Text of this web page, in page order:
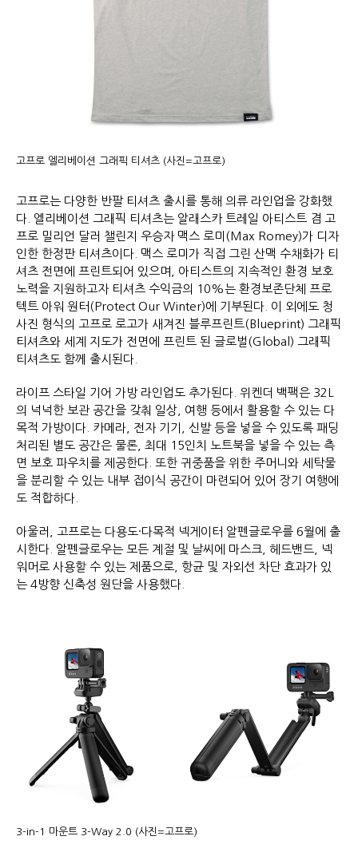
고프로 엘리베이션 그래픽 티셔츠 (사진=고프로)
고프로는 다양한 반팔 티셔츠 출시를 통해 의류 라인업을 강화했
다. 엘리베이션 그래픽 티셔츠는 알래스카 트레일 아티스트 겸 고
프로 밀리언 달러 챌린지 우승자 맥스 로미(Max Romey)가 디자
인한 한정판 티셔츠이다. 맥스 로미가 직접 그린 산맥 수채화가 티
셔츠 전면에 프린트되어 있으며, 아티스트의 지속적인 환경 보호
노력을 지원하고자 티셔츠 수익금의 10%는 환경보존단체 프로
텍트 아워 원터(Protect Our Winter)에 기부된다. 이 외에도 청
사진 형식의 고프로 로고가 새겨진 블루프린트(Blueprint) 그래픽
티셔츠와 세계 지도가 전면에 프린트 된 글로벌(Global) 그래픽
티셔츠도 함께 출시된다.
라이프 스타일 기어 가방 라인업도 추가된다. 위켄더 백팩은 32L
의 넉넉한 보관 공간을 갖춰 일상, 여행 등에서 활용할 수 있는 다
목적 가방이다. 카메라, 전자 기기, 신발 등을 넣을 수 있도록 패딩
처리된 별도 공간은 물론, 최대 15인치 노트북을 넣을 수 있는 측
면 보호 파우치를 제공한다. 또한 귀중품을 위한 주머니와 세탁물
을 분리할 수 있는 내부 접이식 공간이 마련되어 있어 장기 여행에
도 적합하다.
아울러, 고프로는 다용도·다목적 넥게이터 알펜글로우를 6월에 출
시한다. 알펜글로우는 모든 계절 및 날씨에 마스크, 헤드밴드, 넥
워머로 사용할 수 있는 제품으로, 항균 및 자외선 차단 효과가 있
는 4방향 신축성 원단을 사용했다.
3-in-1 마운트 3-Way 2.0 (사진=고프로)